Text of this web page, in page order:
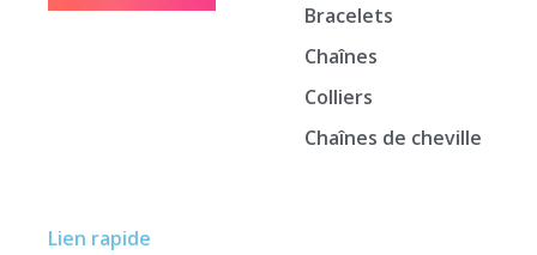
Lien rapide
Bracelets
Chaînes
Colliers
Chaînes de cheville